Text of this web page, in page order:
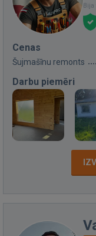
Cenas
Šujmašīnu remonts
Darbu piemēri